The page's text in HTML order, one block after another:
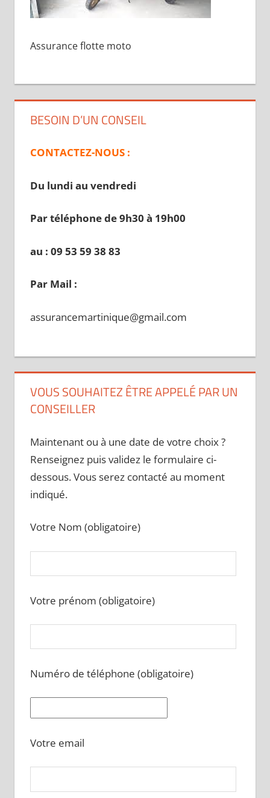
Assurance flotte moto
BESOIN D’UN CONSEIL
CONTACTEZ-NOUS :
Du lundi au vendredi
Par téléphone de 9h30 à 19h00
au : 09 53 59 38 83
Par Mail :
assurancemartinique@gmail.com
VOUS SOUHAITEZ ÊTRE APPELÉ PAR UN
CONSEILLER
Maintenant ou à une date de votre choix ?
Renseignez puis validez le formulaire ci-
dessous. Vous serez contacté au moment
indiqué.
Votre Nom (obligatoire)
Votre prénom (obligatoire)
Numéro de téléphone (obligatoire)
Votre email